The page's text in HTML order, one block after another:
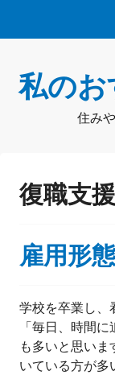
ツ
へ
私のお
住み
復職支援
雇用形
学校を卒業し、
「毎日、時間
も多いと思い
いている方が多